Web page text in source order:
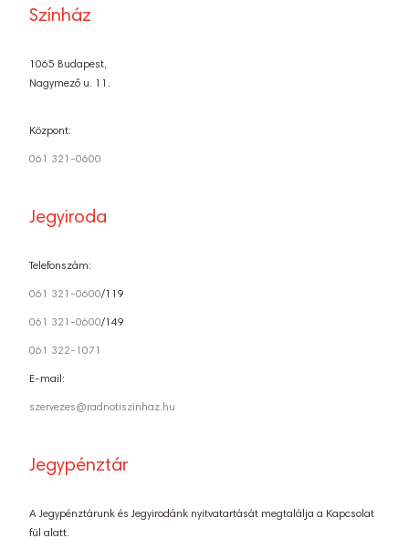
Színház
1065 Budapest,
Nagymező u. 11.
Központ:
061 321-0600
Jegyiroda
Telefonszám:
061 321-0600/119
061 321-0600/149
061 322-1071
E-mail:
szervezes@radnotiszinhaz.hu
Jegypénztár
A Jegypénztárunk és Jegyirodánk nyitvatartását megtalálja a Kapcsolat
fül alatt.